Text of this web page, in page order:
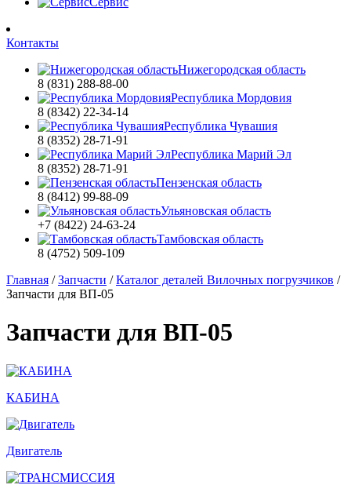
Контакты
Нижегородская область
8 (831) 288-88-00
Республика Мордовия
8 (8342) 22-34-14
Республика Чувашия
8 (8352) 28-71-91
Республика Марий Эл
8 (8352) 28-71-91
Пензенская область
8 (8412) 99-88-09
Ульяновская область
+7 (8422) 24-63-24
Тамбовская область
8 (4752) 509-109
Главная /Запчасти /Каталог деталей Вилочных погрузчиков /
Запчасти для ВП-05
Запчасти для ВП-05
КАБИНА
Двигатель